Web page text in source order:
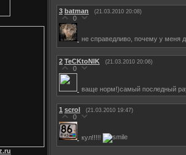
3 batman (21.03.2010 20:08)
0
не справедливо, почему у меня
2 TeCKtoNIK (21.03.2010 20:06)
0
ваще норм!)самый последный
1 scrol (21.03.2010 19:47)
0
кул!!!!!